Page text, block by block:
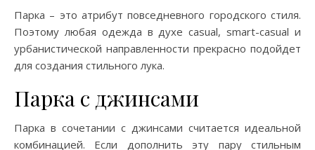
Парка – это атрибут повседневного городского стиля.
Поэтому любая одежда в духе casual, smart-casual и
урбанистической направленности прекрасно подойдет
для создания стильного лука.
Парка с джинсами
Парка в сочетании с джинсами считается идеальной
комбинацией. Если дополнить эту пару стильным